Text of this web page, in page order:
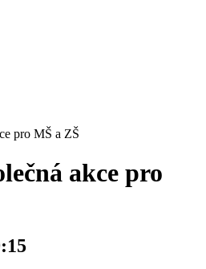
pro MŠ a ZŠ
akce pro